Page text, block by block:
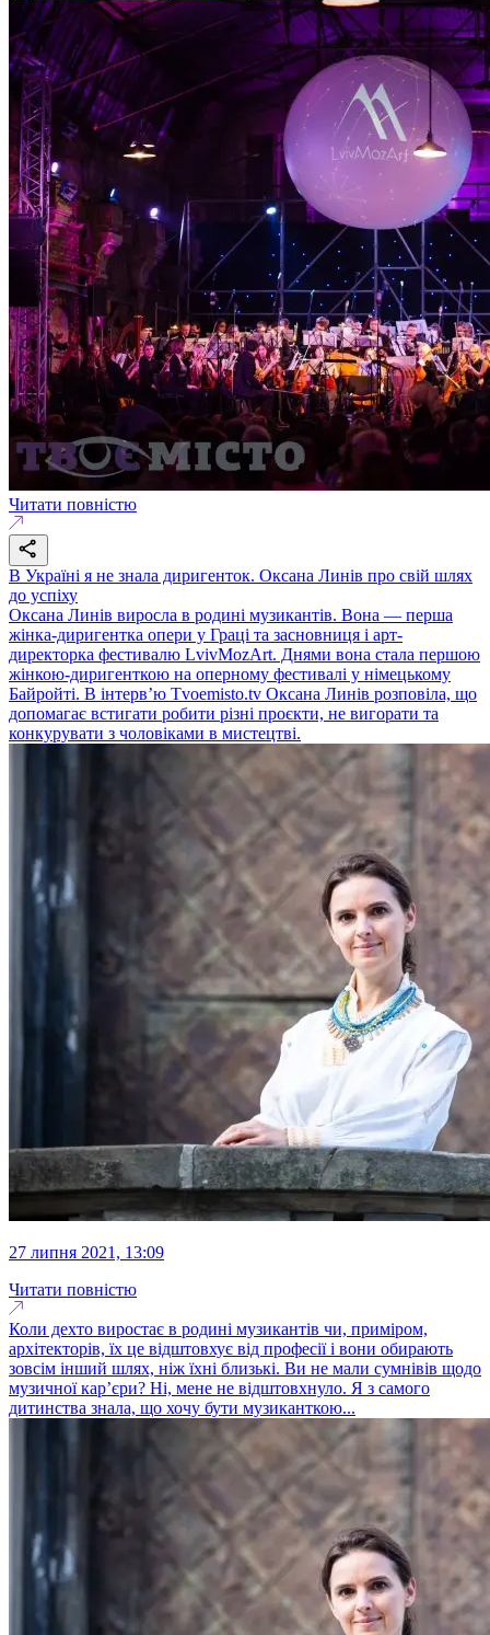
Читати повністю
В Україні я не знала диригенток. Оксана Линів про свій шлях
до успіху
Оксана Линів виросла в родині музикантів. Вона — перша
жінка-диригентка опери у Граці та засновниця і арт-
директорка фестивалю LvivMozArt. Днями вона стала першою
жінкою-диригенткою на оперному фестивалі у німецькому
Байройті. В інтерв’ю Tvoemisto.tv Оксана Линів розповіла, що
допомагає встигати робити різні проєкти, не вигорати та
конкурувати з чоловіками в мистецтві.
27 липня 2021, 13:09
Читати повністю
Коли дехто виростає в родині музикантів чи, приміром,
архітекторів, їх це відштовхує від професії і вони обирають
зовсім інший шлях, ніж їхні близькі. Ви не мали сумнівів щодо
музичної кар’єри? Ні, мене не відштовхнуло. Я з самого
дитинства знала, що хочу бути музиканткою...